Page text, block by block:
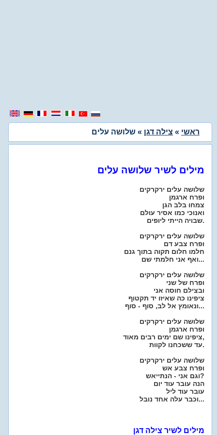
ראשי » צילה דגן » שלושה עלים
מילים לשיר שלושה עלים
שלושה עלים ירקרקים
ופרח ארגמן
צמחו בלב הגן
ואנוכי כמו אסיר עולם
שבויה הייתי ליופים.
שלושה עלים ירקרקים
ופרח צבע דם
חלמו חלום תקוה בתוך גנם
ואף אני חלמתי שם...
שלושה עלים ירקרקים
ופרח של שני
ובצילם חוסה אני
ציפינו כה שאיזו יד תקטוף
ונאומץ אל לב, סוף - סוף...
שלושה עלים ירקרקים
ופרח ארגמן
ציפינו שם ימים רבים מאוד,
עד ששכחנו לקוות.
שלושה עלים ירקרקים
ופרח צבע אש
וגם אני - הנתייאש?
הנה עובר עוד יום
עובר עוד ליל
וכבר עלה אחד נובל...
מילים לשיר צילה דגן